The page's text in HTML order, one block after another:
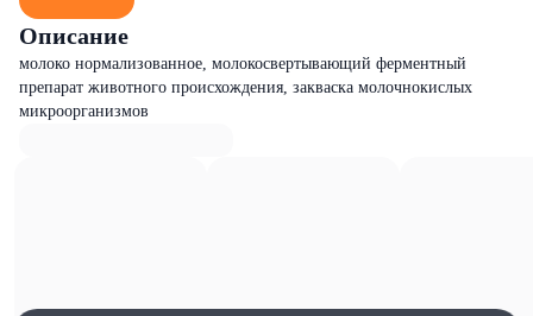
Описание
молоко нормализованное, молокосвертывающий ферментный
препарат животного происхождения, закваска молочнокислых
микроорганизмов